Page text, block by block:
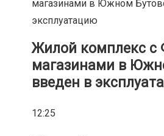
магазинами в Южном
эксплуатацию
Жилой комплекс с
магазинами в
введен в
12:25